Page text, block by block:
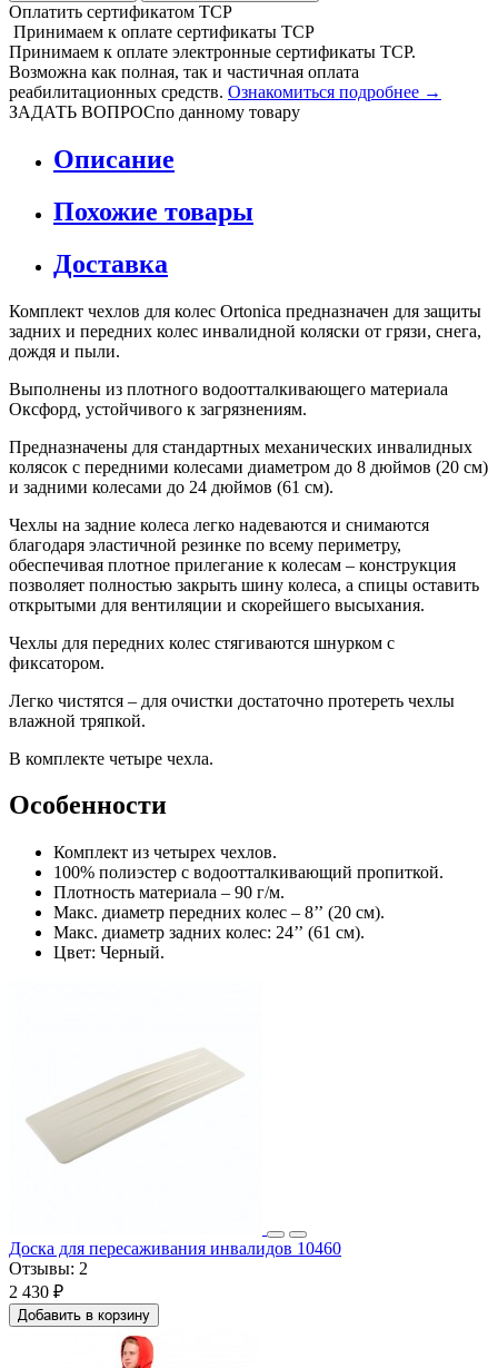
Оплатить сертификатом ТСР
Принимаем к оплате сертификаты ТСР
Принимаем к оплате электронные сертификаты ТСР.
Возможна как полная, так и частичная оплата
реабилитационных средств. Ознакомиться подробнее →
ЗАДАТЬ ВОПРОСпо данному товару
Описание
Похожие товары
Доставка
Комплект чехлов для колес Ortonica предназначен для защиты
задних и передних колес инвалидной коляски от грязи, снега,
дождя и пыли.
Выполнены из плотного водоотталкивающего материала
Оксфорд, устойчивого к загрязнениям.
Предназначены для стандартных механических инвалидных
колясок с передними колесами диаметром до 8 дюймов (20 см)
и задними колесами до 24 дюймов (61 см).
Чехлы на задние колеса легко надеваются и снимаются
благодаря эластичной резинке по всему периметру,
обеспечивая плотное прилегание к колесам – конструкция
позволяет полностью закрыть шину колеса, а спицы оставить
открытыми для вентиляции и скорейшего высыхания.
Чехлы для передних колес стягиваются шнурком с
фиксатором.
Легко чистятся – для очистки достаточно протереть чехлы
влажной тряпкой.
В комплекте четыре чехла.
Особенности
Комплект из четырех чехлов.
100% полиэстер с водоотталкивающий пропиткой.
Плотность материала – 90 г/м.
Макс. диаметр передних колес – 8’’ (20 см).
Макс. диаметр задних колес: 24’’ (61 см).
Цвет: Черный.
Доска для пересаживания инвалидов 10460
Отзывы: 2
2 430 ₽
Добавить в корзину